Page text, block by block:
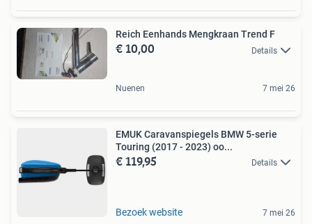
Reich Eenhands Mengkraan Trend F
€ 10,00 Details
Nuenen 7 mei 26
EMUK Caravanspiegels BMW 5-serie
Touring (2017 - 2023) oo...
€ 119,95 Details
Bezoek website 7 mei 26